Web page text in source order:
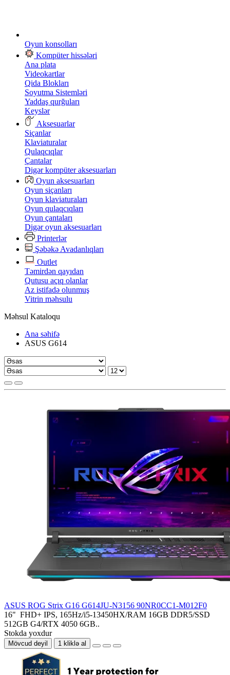
Oyun konsolları
Kompüter hissələri
Ana plata
Videokartlar
Qida Blokları
Soyutma Sistemləri
Yaddaş qurğuları
Keyslər
Aksesuarlar
Siçanlar
Klaviaturalar
Qulaqcıqlar
Çantalar
Digər kompüter aksesuarları
Oyun aksesuarları
Oyun siçanları
Oyun klaviaturaları
Oyun qulaqcıqları
Oyun çantaları
Digər oyun aksesuarları
Printerlər
Şəbəkə Avadanlıqları
Outlet
Təmirdən qayıdan
Qutusu açıq olanlar
Az istifadə olunmuş
Vitrin məhsulu
Məhsul Kataloqu
Ana səhifə
ASUS G614
ASUS ROG Strix G16 G614JU-N3156 90NR0CC1-M012F0
16" FHD+ IPS, 165Hz/i5-13450HX/RAM 16GB DDR5/SSD
512GB G4/RTX 4050 6GB..
Stokda yoxdur
Mövcud deyil 1 kliklə al